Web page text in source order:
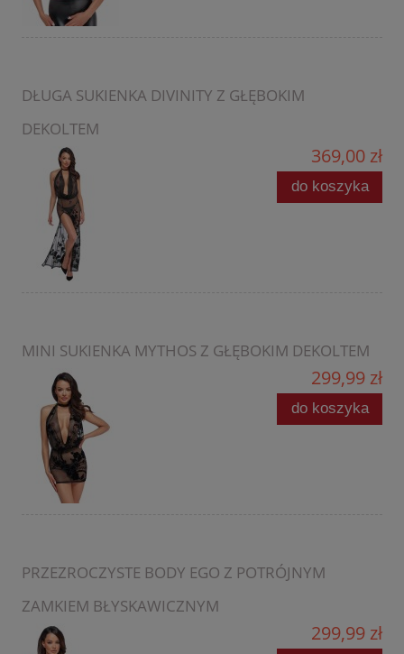
DŁUGA SUKIENKA DIVINITY Z GŁĘBOKIM
DEKOLTEM
369,00 zł
do koszyka
MINI SUKIENKA MYTHOS Z GŁĘBOKIM DEKOLTEM
299,99 zł
do koszyka
PRZEZROCZYSTE BODY EGO Z POTRÓJNYM
ZAMKIEM BŁYSKAWICZNYM
299,99 zł